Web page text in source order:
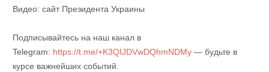
Видео: сайт Президента Украины
Подписывайтесь на наш канал в
Telegram: https://t.me/+K3QIJDVwDQhmNDMy— будьте в
курсе важнейших событий.